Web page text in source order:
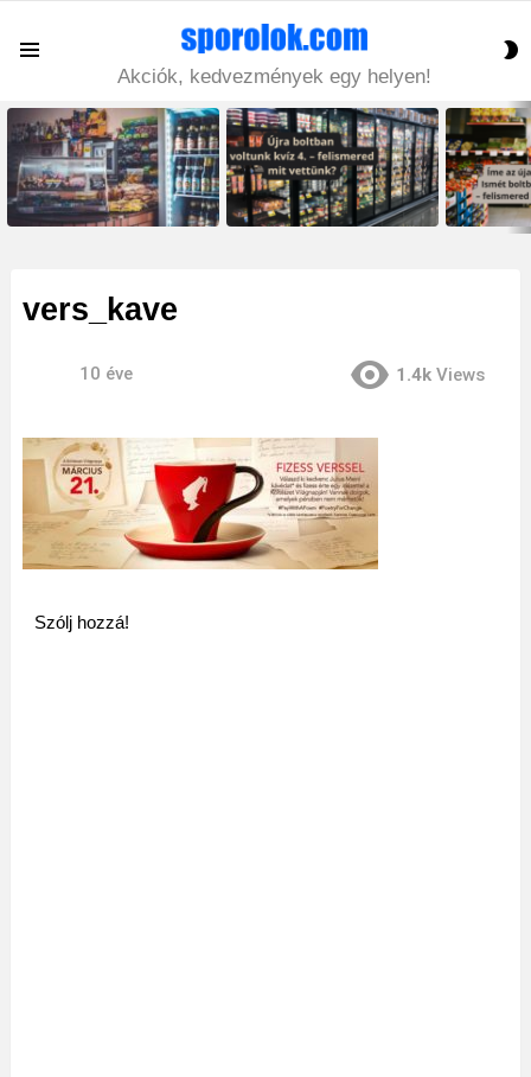
Akciók, kedvezmények egy helyen!
LATEST
STORIES
vers_kave
10 éve 1.4k Views
Szólj hozzá!